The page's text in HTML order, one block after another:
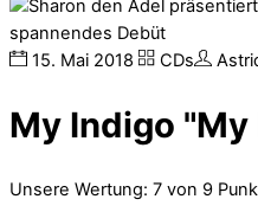
15. Mai 2018 CDs
My Indigo "My
Unsere Wertung: 7 von 9